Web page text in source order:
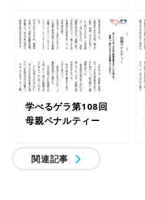
学べるゲラ第108回
母親ペナルティー
関連記事